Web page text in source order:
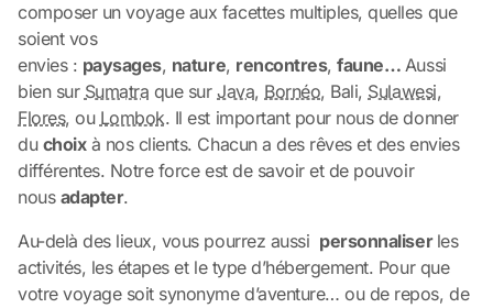
composer un voyage aux facettes multiples, quelles que
soient vos
envies : paysages, nature, rencontres,faune… Aussi
bien sur Sumatra que surJava, Bornéo, Bali, Sulawesi,
Flores, ou Lombok. Il est important pour nous de donner
du choixà nos clients. Chacun a des rêves et des envies
différentes. Notre force est de savoir et de pouvoir
nous adapter.
Au-delà des lieux, vous pourrez aussi personnaliser les
activités, les étapes et le type d’hébergement. Pour que
votre voyage soit synonyme d’aventure… ou de repos, de